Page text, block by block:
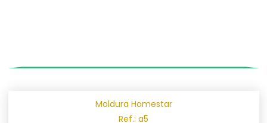
Moldura Homestar
Ref.: a5